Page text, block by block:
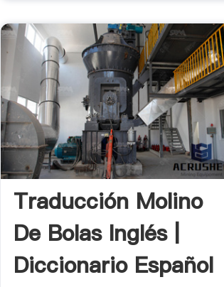
Traducción Molino
De Bolas Inglés |
Diccionario Español